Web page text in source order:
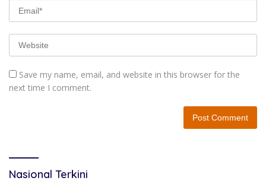
Save my name, email, and website in this browser for the
next time I comment.
Nasional Terkini